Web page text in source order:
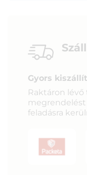
Gyors
Raktáron
feladásra